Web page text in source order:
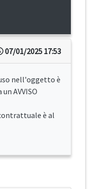
07/01/2025 17:53
nell'oggetto è
AVVISO
è al